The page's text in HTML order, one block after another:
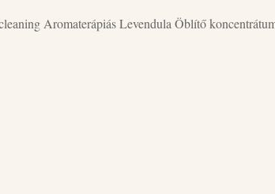
Aromaterápiás Levendula Öblítő